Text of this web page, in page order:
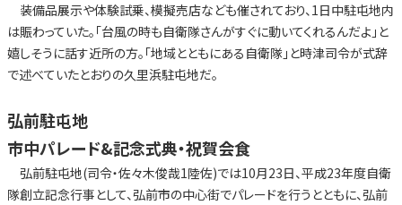
装備品展示や体験試乗、模擬売店なども催されており、1日中駐屯地内
は賑わっていた。「台風の時も自衛隊さんがすぐに動いてくれるんだよ」と
嬉しそうに話す近所の方。「地域とともにある自衛隊」と時津司令が式辞
で述べていたとおりの久里浜駐屯地だ。
弘前駐屯地
市中パレード&記念式典・祝賀会食
弘前駐屯地(司令・佐々木俊哉1陸佐)では10月23日、平成23年度自衛
隊創立記念行事として、弘前市の中心街でパレードを行うとともに、弘前